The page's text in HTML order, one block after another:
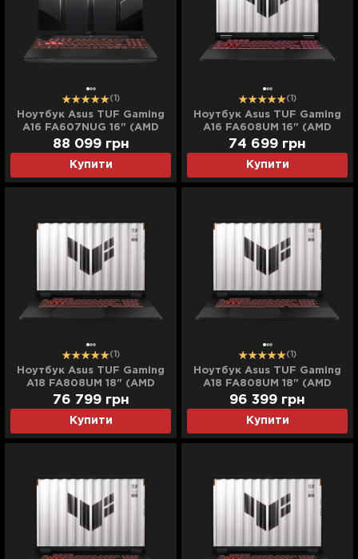
(1)
Ноутбук Asus TUF Gaming
A16 FA607NUG 16" (AMD
Ryzen 7/32GB/1TB
(SSD)/RTX 4050)
(FA607NUG-W321)
(Standard)
Купити
88 099 грн
(1)
Ноутбук Asus TUF Gaming
A16 FA608UM 16" (AMD
Ryzen 7/16GB/512GB
(SSD)/RTX 5060)
(FA608UM-NS73)
(Standard)
Купити
74 699 грн
(1)
Ноутбук Asus TUF Gaming
A18 FA808UM 18" (AMD
Ryzen 7/16GB/1TB
(SSD)/RTX 5060)
(FA808UM-IS74) (Standard)
Купити
76 799 грн
(1)
Ноутбук Asus TUF Gaming
A18 FA808UM 18" (AMD
Ryzen 7/32GB/1TB
(SSD)/RTX 5060)
(FA808UM-I321) (Standard)
Купити
96 399 грн